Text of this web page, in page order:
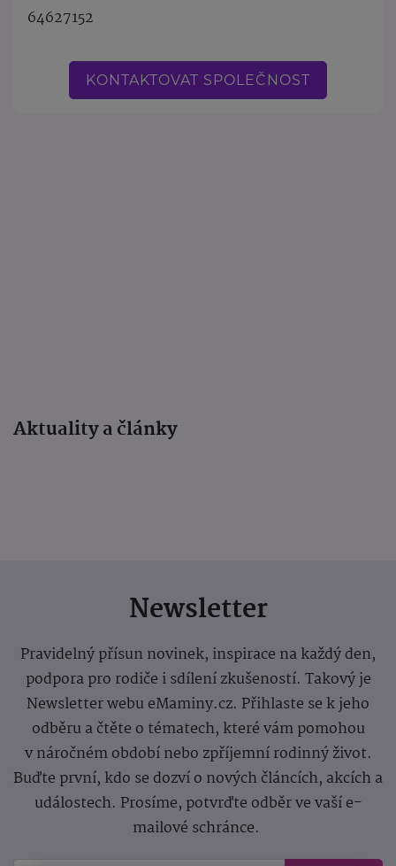
64627152
KONTAKTOVAT SPOLEČNOST
Aktuality a články
Newsletter
Pravidelný přísun novinek, inspirace na každý den,
podpora pro rodiče i sdílení zkušeností. Takový je
Newsletter webu eMaminy.cz. Přihlaste se k jeho
odběru a čtěte o tématech, které vám pomohou
v náročném období nebo zpříjemní rodinný život.
Buďte první, kdo se dozví o nových článcích, akcích a
událostech. Prosíme, potvrďte odběr ve vaší e-
mailové schránce.